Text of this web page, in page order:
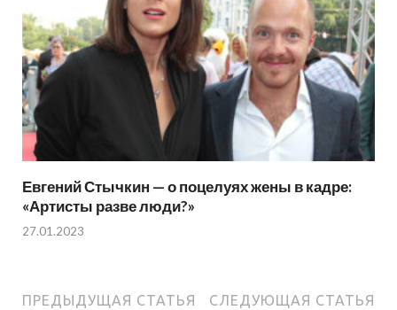
Евгений Стычкин — о поцелуях жены в кадре:
«Артисты разве люди?»
27.01.2023
ПРЕДЫДУЩАЯ СТАТЬЯ СЛЕДУЮЩАЯ СТАТЬЯ